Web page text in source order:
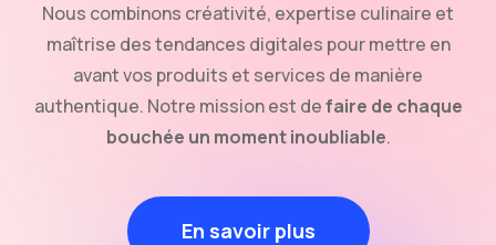
Nous combinons créativité, expertise culinaire et
maîtrise des tendances digitales pour mettre en
avant vos produits et services de manière
authentique. Notre mission est defaire de chaque
bouchée un moment inoubliable.
En savoir plus